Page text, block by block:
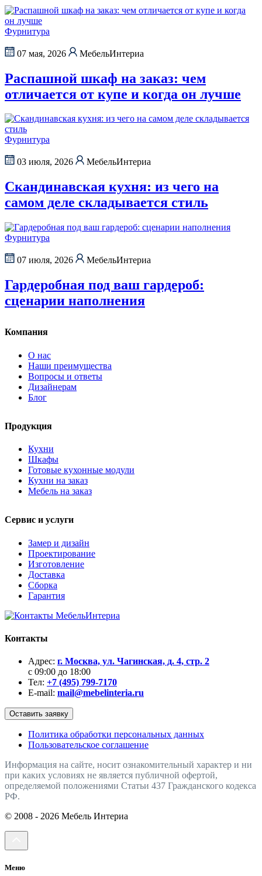
Фурнитура
07 мая, 2026 МебельИнтериа
Распашной шкаф на заказ: чем
отличается от купе и когда он лучше
Фурнитура
03 июля, 2026 МебельИнтериа
Скандинавская кухня: из чего на
самом деле складывается стиль
Фурнитура
07 июля, 2026 МебельИнтериа
Гардеробная под ваш гардероб:
сценарии наполнения
Компания
О нас
Наши преимущества
Вопросы и ответы
Дизайнерам
Блог
Продукция
Кухни
Шкафы
Готовые кухонные модули
Кухни на заказ
Мебель на заказ
Сервис и услуги
Замер и дизайн
Проектирование
Изготовление
Доставка
Сборка
Гарантия
Контакты
Адрес: г. Москва, ул. Чагинская, д. 4, стр. 2
с 09:00 до 18:00
Тел: +7 (495) 799-7170
E-mail: mail@mebelinteria.ru
Оставить заявку
Политика обработки персональных данных
Пользовательское соглашение
Информация на сайте, носит ознакомительный характер и ни
при каких условиях не является публичной офертой,
определяемой положениями Статьи 437 Гражданского кодекса
РФ.
© 2008 - 2026 Мебель Интериа
Меню